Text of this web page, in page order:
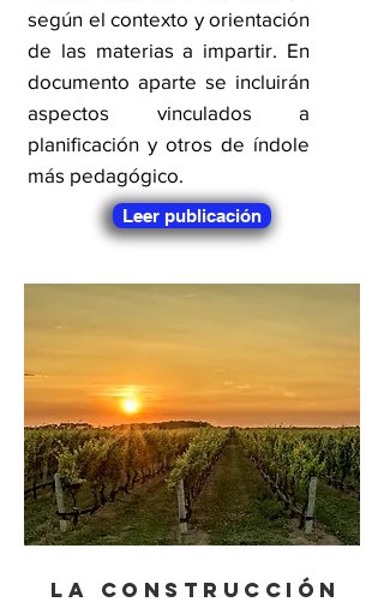
según el contexto y orientación
de las materias a impartir. En
documento aparte se incluirán
aspectos vinculados a
planificación y otros de índole
más pedagógico.
Leer publicación
La Construcción